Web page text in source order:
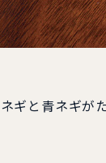
ギと青ネギが